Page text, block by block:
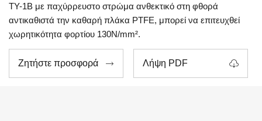
TY-1B με παχύρρευστο στρώμα ανθεκτικό στη φθορά
αντικαθιστά την καθαρή πλάκα PTFE, μπορεί να επιτευχθεί
χωρητικότητα φορτίου 130N/mm².
Ζητήστε προσφορά  Λήψη PDF 